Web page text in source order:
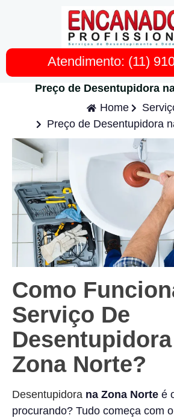
Atendimento: (11)
Preço de Desentupidora
Home
Preço de Desentupidora
Como
Serviço De
Zona Norte?
Desentupidora na Zona Norte é
procurando? Tudo começa com